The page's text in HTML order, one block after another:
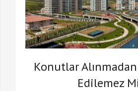
Konutlar
Edilemez